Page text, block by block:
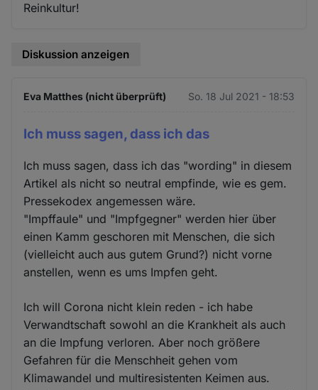
Reinkultur!
Diskussion anzeigen
Eva Matthes (nicht überprüft) So. 18 Jul 2021 - 18:53
Ich muss sagen, dass ich das
Ich muss sagen, dass ich das "wording" in diesem
Artikel als nicht so neutral empfinde, wie es gem.
Pressekodex angemessen wäre.
"Impffaule" und "Impfgegner" werden hier über
einen Kamm geschoren mit Menschen, die sich
(vielleicht auch aus gutem Grund?) nicht vorne
anstellen, wenn es ums Impfen geht.
Ich will Corona nicht klein reden - ich habe
Verwandtschaft sowohl an die Krankheit als auch
an die Impfung verloren. Aber noch größere
Gefahren für die Menschheit gehen vom
Klimawandel und multiresistenten Keimen aus.